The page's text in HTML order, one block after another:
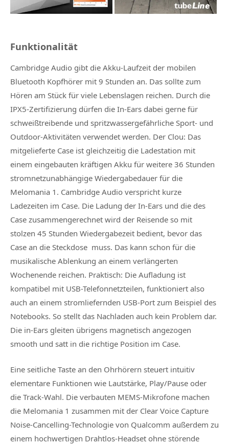
Funktionalität
Cambridge Audio gibt die Akku-Laufzeit der mobilen
Bluetooth Kopfhörer mit 9 Stunden an. Das sollte zum
Hören am Stück für viele Lebenslagen reichen. Durch die
IPX5-Zertifizierung dürfen die In-Ears dabei gerne für
schweißtreibende und spritzwassergefährliche Sport- und
Outdoor-Aktivitäten verwendet werden. Der Clou: Das
mitgelieferte Case ist gleichzeitig die Ladestation mit
einem eingebauten kräftigen Akku für weitere 36 Stunden
stromnetzunabhängige Wiedergabedauer für die
Melomania 1. Cambridge Audio verspricht kurze
Ladezeiten im Case. Die Ladung der In-Ears und die des
Case zusammengerechnet wird der Reisende so mit
stolzen 45 Stunden Wiedergabezeit bedient, bevor das
Case an die Steckdose muss. Das kann schon für die
musikalische Ablenkung an einem verlängerten
Wochenende reichen. Praktisch: Die Aufladung ist
kompatibel mit USB-Telefonnetzteilen, funktioniert also
auch an einem stromliefernden USB-Port zum Beispiel des
Notebooks. So stellt das Nachladen auch kein Problem dar.
Die in-Ears gleiten übrigens magnetisch angezogen
smooth und satt in die richtige Position im Case.
Eine seitliche Taste an den Ohrhörern steuert intuitiv
elementare Funktionen wie Lautstärke, Play/Pause oder
die Track-Wahl. Die verbauten MEMS-Mikrofone machen
die Melomania 1 zusammen mit der Clear Voice Capture
Noise-Cancelling-Technologie von Qualcomm außerdem zu
einem hochwertigen Drahtlos-Headset ohne störende